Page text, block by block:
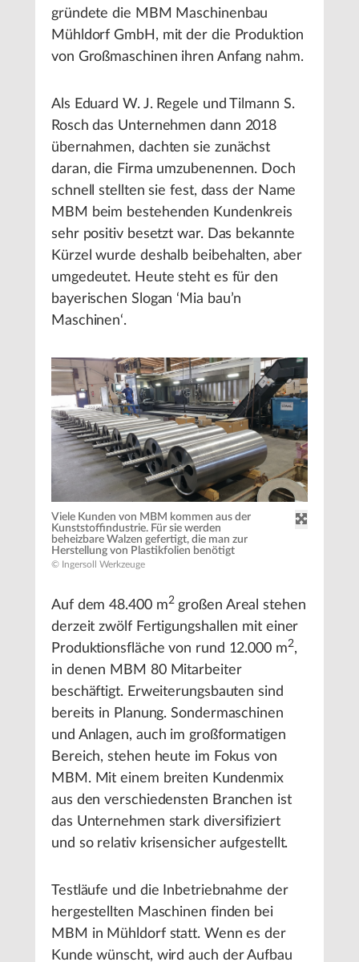
gründete die MBM Maschinenbau
Mühldorf GmbH, mit der die Produktion
von Großmaschinen ihren Anfang nahm.
Als Eduard W. J. Regele und Tilmann S.
Rosch das Unternehmen dann 2018
übernahmen, dachten sie zunächst
daran, die Firma umzubenennen. Doch
schnell stellten sie fest, dass der Name
MBM beim bestehenden Kundenkreis
sehr positiv besetzt war. Das bekannte
Kürzel wurde deshalb beibehalten, aber
umgedeutet. Heute steht es für den
bayerischen Slogan ‘Mia bau’n
Maschinen‘.
Viele Kunden von MBM kommen aus der
Kunststoffindustrie. Für sie werden
beheizbare Walzen gefertigt, die man zur
Herstellung von Plastikfolien benötigt
© Ingersoll Werkzeuge
Auf dem 48.400 m2großen Areal stehen
derzeit zwölf Fertigungshallen mit einer
Produktionsfläche von rund 12.000 m2,
in denen MBM 80 Mitarbeiter
beschäftigt. Erweiterungsbauten sind
bereits in Planung. Sondermaschinen
und Anlagen, auch im großformatigen
Bereich, stehen heute im Fokus von
MBM. Mit einem breiten Kundenmix
aus den verschiedensten Branchen ist
das Unternehmen stark diversifiziert
und so relativ krisensicher aufgestellt.
Testläufe und die Inbetriebnahme der
hergestellten Maschinen finden bei
MBM in Mühldorf statt. Wenn es der
Kunde wünscht, wird auch der Aufbau